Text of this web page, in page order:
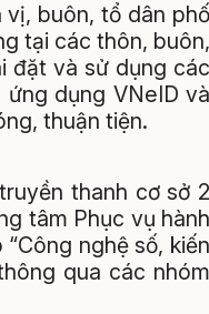
buôn, tổ dân phố
tại các thôn, buôn,
đặt và sử dụng các
dụng VNeID và
thuận tiện.
thanh cơ sở 2
tâm Phục vụ hành
nghệ số, kiến
qua các nhóm